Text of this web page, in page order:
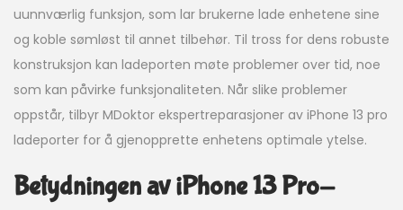
uunnværlig funksjon, som lar brukerne lade enhetene sine
og koble sømløst til annet tilbehør. Til tross for dens robuste
konstruksjon kan ladeporten møte problemer over tid, noe
som kan påvirke funksjonaliteten. Når slike problemer
oppstår, tilbyr MDoktor ekspertreparasjoner av iPhone 13 pro
ladeporter for å gjenopprette enhetens optimale ytelse.
Betydningen av iPhone 13 Pro-